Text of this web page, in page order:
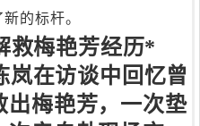
的标杆。
救梅艳芳经历*
岚在访谈中回忆曾
出梅艳芳，一次垫